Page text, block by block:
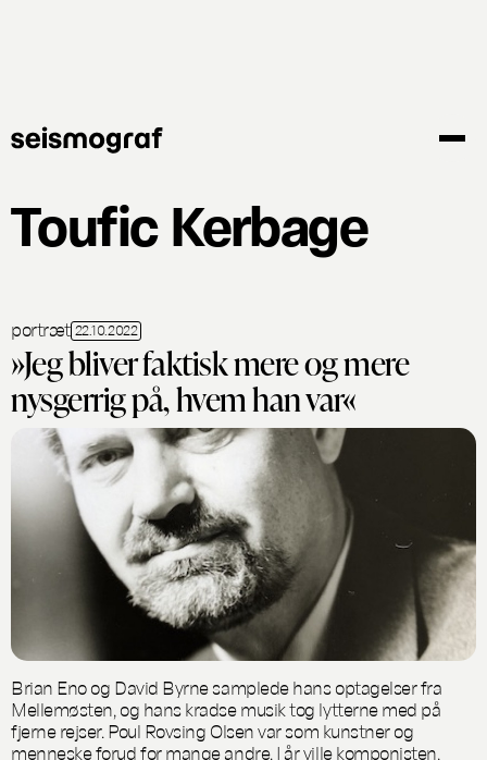
Toufic Kerbage
portræt 22.10.2022
»Jeg bliver faktisk mere og mere
nysgerrig på, hvem han var«
Brian Eno og David Byrne samplede hans optagelser fra
Mellemøsten, og hans kradse musik tog lytterne med på
fjerne rejser. Poul Rovsing Olsen var som kunstner og
menneske forud for mange andre. I år ville komponisten,